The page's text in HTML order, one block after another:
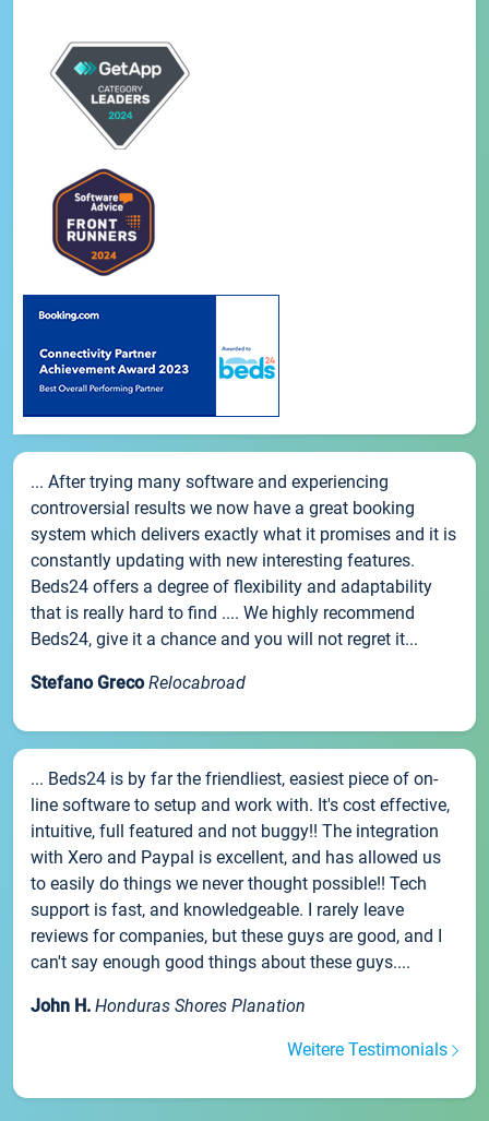
... After trying many software and experiencing
controversial results we now have a great booking
system which delivers exactly what it promises and it is
constantly updating with new interesting features.
Beds24 offers a degree of flexibility and adaptability
that is really hard to find .... We highly recommend
Beds24, give it a chance and you will not regret it...
Stefano Greco Relocabroad
... Beds24 is by far the friendliest, easiest piece of on-
line software to setup and work with. It's cost effective,
intuitive, full featured and not buggy!! The integration
with Xero and Paypal is excellent, and has allowed us
to easily do things we never thought possible!! Tech
support is fast, and knowledgeable. I rarely leave
reviews for companies, but these guys are good, and I
can't say enough good things about these guys....
John H. Honduras Shores Planation
Weitere Testimonials